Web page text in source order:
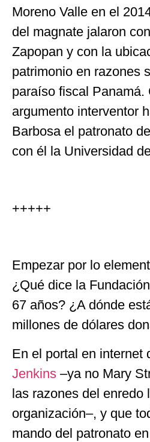
Moreno Valle en el
del magnate jalaron
Zapopan y con la
patrimonio en razones
paraíso fiscal Panamá.
argumento interventor
Barbosa el patronato
con él la Universidad
+++++
Empezar por lo
¿Qué dice la
67 años? ¿A dónde
millones de dólares
En el portal en internet
Jenkins –ya no Mary
las razones del enredo
organización–, y que
mando del patronato